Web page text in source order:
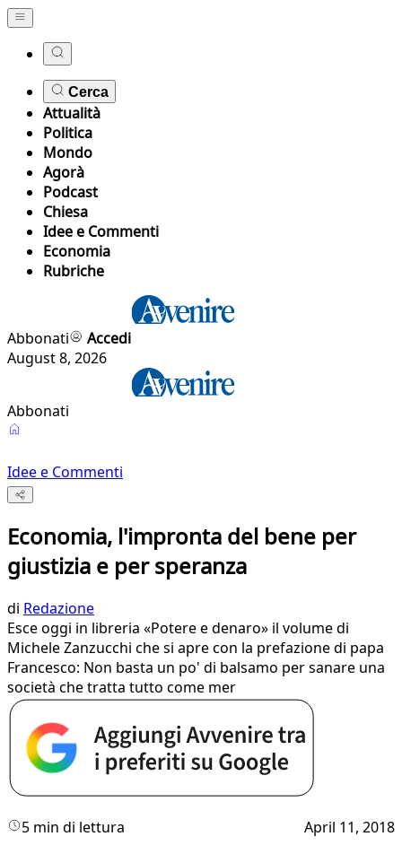
Cerca
Attualità
Politica
Mondo
Agorà
Podcast
Chiesa
Idee e Commenti
Economia
Rubriche
Abbonati
Accedi
August 8, 2026
Abbonati
Idee e Commenti
Economia, l'impronta del bene per
giustizia e per speranza
di Redazione
Esce oggi in libreria «Potere e denaro» il volume di
Michele Zanzucchi che si apre con la prefazione di papa
Francesco: Non basta un po' di balsamo per sanare una
società che tratta tutto come mer
5 min di lettura April 11, 2018